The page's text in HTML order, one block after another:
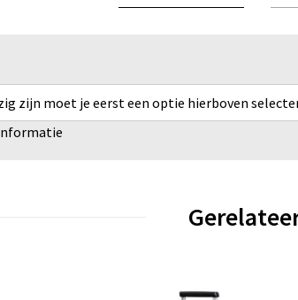
zijn moet je eerst een optie hierboven